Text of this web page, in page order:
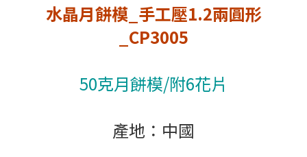
水晶月餅模_手工壓1.2兩圓形
_CP3005
50克月餅模/附6花片
產地：中國